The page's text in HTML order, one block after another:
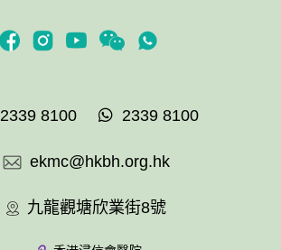
2339 8100 2339 8100
ekmc@hkbh.org.hk
九龍觀塘欣業街8號